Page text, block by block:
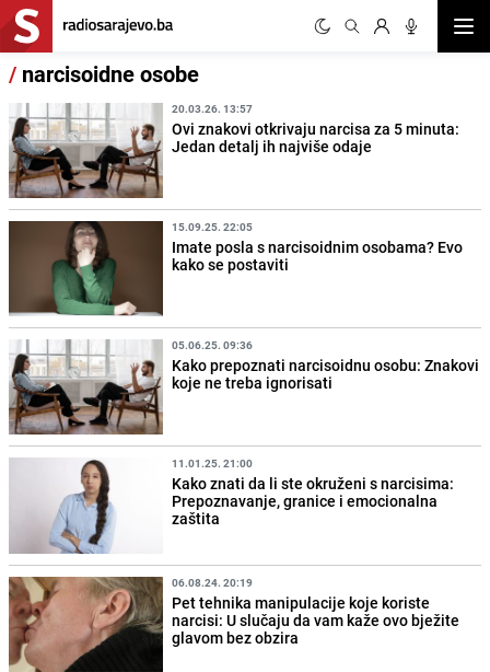
/ narcisoidne osobe
20.03.26. 13:57
Ovi znakovi otkrivaju narcisa za 5 minuta:
Jedan detalj ih najviše odaje
15.09.25. 22:05
Imate posla s narcisoidnim osobama? Evo
kako se postaviti
05.06.25. 09:36
Kako prepoznati narcisoidnu osobu: Znakovi
koje ne treba ignorisati
11.01.25. 21:00
Kako znati da li ste okruženi s narcisima:
Prepoznavanje, granice i emocionalna
zaštita
06.08.24. 20:19
Pet tehnika manipulacije koje koriste
narcisi: U slučaju da vam kaže ovo bježite
glavom bez obzira